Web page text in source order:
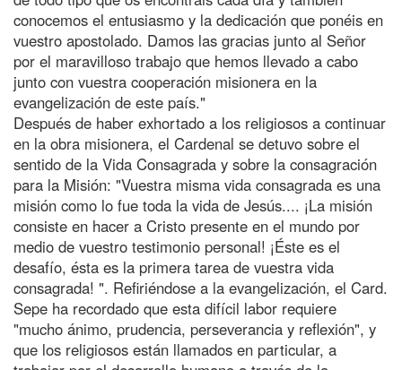
conocemos el entusiasmo y la dedicación que ponéis en
vuestro apostolado. Damos las gracias junto al Señor
por el maravilloso trabajo que hemos llevado a cabo
junto con vuestra cooperación misionera en la
evangelización de este país."
Después de haber exhortado a los religiosos a continuar
en la obra misionera, el Cardenal se detuvo sobre el
sentido de la Vida Consagrada y sobre la consagración
para la Misión: "Vuestra misma vida consagrada es una
misión como lo fue toda la vida de Jesús.... ¡La misión
consiste en hacer a Cristo presente en el mundo por
medio de vuestro testimonio personal! ¡Éste es el
desafío, ésta es la primera tarea de vuestra vida
consagrada! ". Refiriéndose a la evangelización, el Card.
Sepe ha recordado que esta difícil labor requiere
"mucho ánimo, prudencia, perseverancia y reflexión", y
que los religiosos están llamados en particular, a